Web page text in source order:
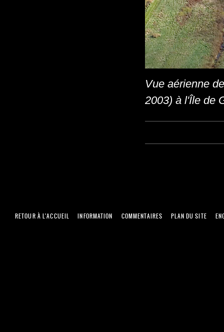
Vue aérienne
2003) à l'Île de
RETOUR À L'ACCUEIL INFORMATION COMMENTAIRES PLAN DU SITE